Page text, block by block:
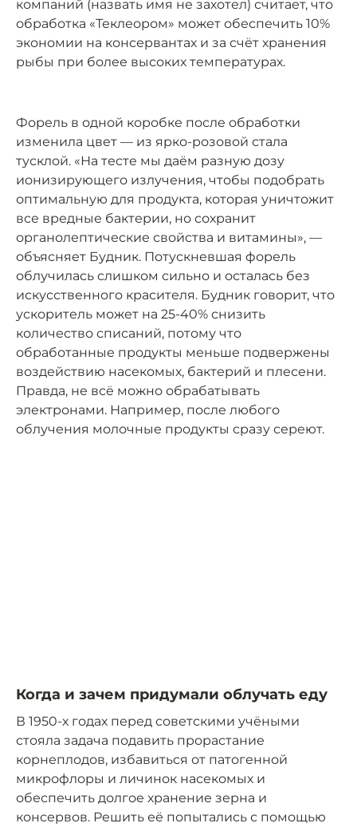
компаний (назвать имя не захотел) считает, что
обработка «Теклеором» может обеспечить 10%
экономии на консервантах и за счёт хранения
рыбы при более высоких температурах.
Форель в одной коробке после обработки
изменила цвет — из ярко-розовой стала
тусклой. «На тесте мы даём разную дозу
ионизирующего излучения, чтобы подобрать
оптимальную для продукта, которая уничтожит
все вредные бактерии, но сохранит
органолептические свойства и витамины», —
объясняет Будник. Потускневшая форель
облучилась слишком сильно и осталась без
искусственного красителя. Будник говорит, что
ускоритель может на 25-40% снизить
количество списаний, потому что
обработанные продукты меньше подвержены
воздействию насекомых, бактерий и плесени.
Правда, не всё можно обрабатывать
электронами. Например, после любого
облучения молочные продукты сразу сереют.
Когда и зачем придумали облучать еду
В 1950-х годах перед советскими учёными
стояла задача подавить прорастание
корнеплодов, избавиться от патогенной
микрофлоры и личинок насекомых и
обеспечить долгое хранение зерна и
консервов. Решить её попытались с помощью